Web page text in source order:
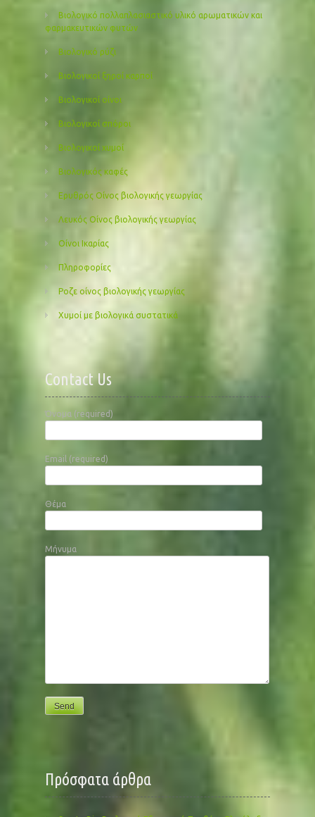
Βιολογικό πολλαπλασιαστικό υλικό αρωματικών και
φαρμακευτικών φυτών
Βιολογικό ρύζι
Βιολογικοί ξηροί καρποί
Βιολογικοί οίνοι
Βιολογικοί σπόροι
Βιολογικοί χυμοί
Βιολογικός καφές
Ερυθρός Οίνος βιολογικής γεωργίας
Λευκός Οίνος βιολογικής γεωργίας
Οίνοι Ικαρίας
Πληροφορίες
Ροζε οίνος βιολογικής γεωργίας
Χυμοί με βιολογικά συστατικά
Contact Us
Όνομα (required)
Email (required)
Θέμα
Μήνυμα
Πρόσφατα άρθρα